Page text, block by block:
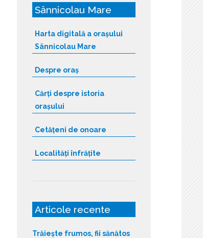
Sânnicolau Mare
Harta digitală a orașului
Sânnicolau Mare
Despre oraș
Cărți despre istoria
orașului
Cetățeni de onoare
Localități înfrățite
Articole recente
Trăiește frumos, fii sănătos